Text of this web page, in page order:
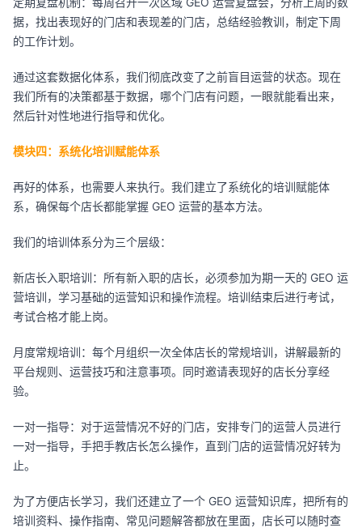
据，找出表现好的门店和表现差的门店，总结经验教训，制定下周
的工作计划。
通过这套数据化体系，我们彻底改变了之前盲目运营的状态。现在
我们所有的决策都基于数据，哪个门店有问题，一眼就能看出来，
然后针对性地进行指导和优化。
模块四：系统化培训赋能体系
再好的体系，也需要人来执行。我们建立了系统化的培训赋能体
系，确保每个店长都能掌握 GEO 运营的基本方法。
我们的培训体系分为三个层级：
新店长入职培训：所有新入职的店长，必须参加为期一天的 GEO 运
营培训，学习基础的运营知识和操作流程。培训结束后进行考试，
考试合格才能上岗。
月度常规培训：每个月组织一次全体店长的常规培训，讲解最新的
平台规则、运营技巧和注意事项。同时邀请表现好的店长分享经
验。
一对一指导：对于运营情况不好的门店，安排专门的运营人员进行
一对一指导，手把手教店长怎么操作，直到门店的运营情况好转为
止。
为了方便店长学习，我们还建立了一个 GEO 运营知识库，把所有的
培训资料、操作指南、常见问题解答都放在里面，店长可以随时查